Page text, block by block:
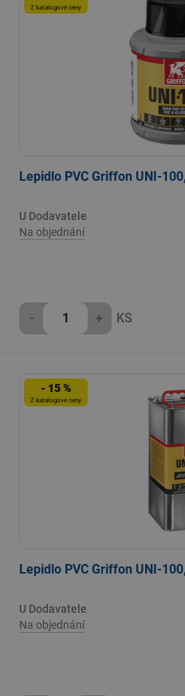
Z katalogové ceny
Lepidlo PVC Griffon UNI-
U Dodavatele
Na objednání
- + KS
- 15 %
Z katalogové ceny
Lepidlo PVC Griffon UNI-
U Dodavatele
Na objednání